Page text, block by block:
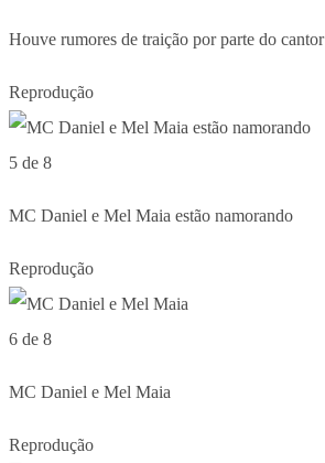
Houve rumores de traição por parte do cantor
Reprodução
5 de 8
MC Daniel e Mel Maia estão namorando
Reprodução
6 de 8
MC Daniel e Mel Maia
Reprodução